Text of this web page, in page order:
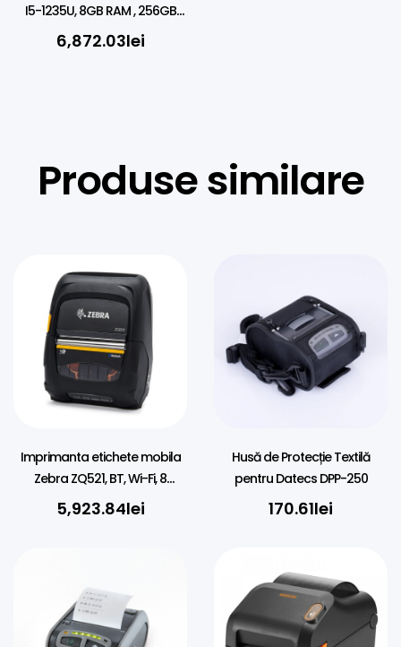
I5-1235U, 8GB RAM , 256GB
SSD, WIN11 PRO
6,872.03lei
Produse similare
Imprimanta etichete mobila
Zebra ZQ521, BT, Wi-Fi, 8
dots/mm (203 dpi), display
5,923.84lei
Husă de Protecție Textilă
pentru Datecs DPP-250
170.61lei